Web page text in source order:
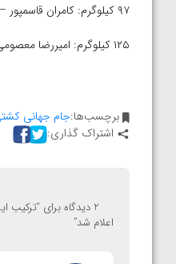
٩٧ کیلوگرم: کامران قاسمپور – امیرعلی آذرپیرا
۱۲۵ کیلوگرم: امیررضا معصومی
برچسب‌ها:جام جهانی
اشتراک گذاری:
2 دیدگاه برای “
ترکیب
اعلام شد”